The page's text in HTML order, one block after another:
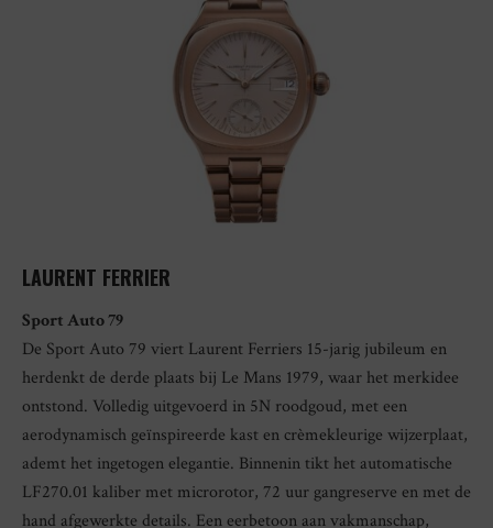
LAURENT FERRIER
Sport Auto 79
De Sport Auto 79 viert Laurent Ferriers 15-jarig jubileum en
herdenkt de derde plaats bij Le Mans 1979, waar het merkidee
ontstond. Volledig uitgevoerd in 5N roodgoud, met een
aerodynamisch geïnspireerde kast en crèmekleurige wijzerplaat,
ademt het ingetogen elegantie. Binnenin tikt het automatische
LF270.01 kaliber met microrotor, 72 uur gangreserve en met de
hand afgewerkte details. Een eerbetoon aan vakmanschap,